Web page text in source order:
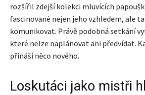
rozšířil zdejší kolekci mluvících
fascinované nejen jeho vzhledem, ale
komunikovat. Právě podobná setkání
které nelze naplánovat ani předvídat.
přináší něco nového.
Loskutáci jako mistři